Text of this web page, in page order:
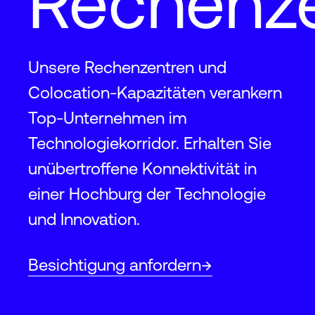
Unsere Rechenzentren und
Colocation-Kapazitäten verankern
Top-Unternehmen im
Technologiekorridor. Erhalten Sie
unübertroffene Konnektivität in
einer Hochburg der Technologie
und Innovation.
Besichtigung anfordern